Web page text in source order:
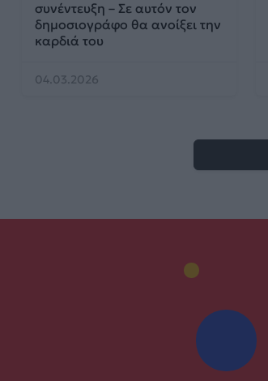
συνέντευξη – Σε αυτόν τον
δημοσιογράφο θα ανοίξει την
καρδιά του
04.03.2026